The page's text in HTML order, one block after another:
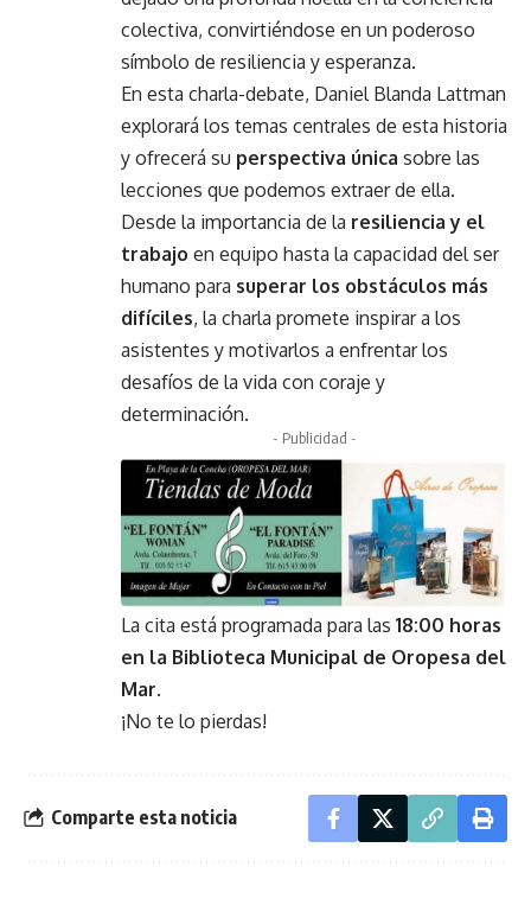
colectiva, convirtiéndose en un poderoso
símbolo de resiliencia y esperanza.
En esta charla-debate, Daniel Blanda Lattman
explorará los temas centrales de esta historia
y ofrecerá su perspectiva única sobre las
lecciones que podemos extraer de ella.
Desde la importancia de la resiliencia y el
trabajo en equipo hasta la capacidad del ser
humano para superar los obstáculos más
difíciles, la charla promete inspirar a los
asistentes y motivarlos a enfrentar los
desafíos de la vida con coraje y
determinación.
- Publicidad -
La cita está programada para las 18:00 horas
en la Biblioteca Municipal de Oropesa del
Mar.
¡No te lo pierdas!
Comparte esta noticia